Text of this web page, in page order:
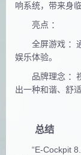
响系统，带来身
亮点 ：
全屏游戏 ：
娱乐体验。
品牌理念 ：
出一种和谐、舒
总结
“E-Cockpit